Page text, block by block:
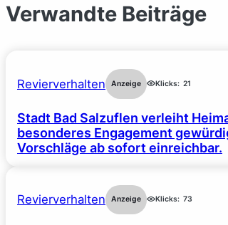
Verwandte Beiträge
Revierverhalten Anzeige Klicks: 21
Stadt Bad Salzuflen verleiht
besonderes Engagement
Vorschläge ab sofort einreichbar.
Revierverhalten Anzeige Klicks: 73